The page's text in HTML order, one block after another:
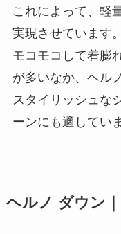
これによって、軽
実現させています。
モコモコして着膨
が多いなか、ヘル
スタイリッシュな
ーンにも適してい
ヘルノ ダウン